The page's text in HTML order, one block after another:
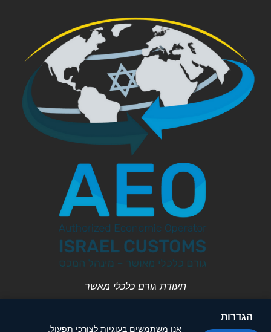
תעודת גורם כלכלי מאשר
אנו משתמשים בעוגיות לצורכי תפעול,
הגדרות